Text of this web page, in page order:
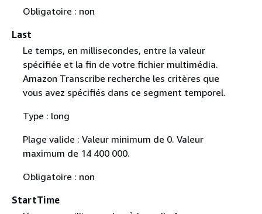
Obligatoire : non
Last
Le temps, en millisecondes, entre la valeur
spécifiée et la fin de votre fichier multimédia.
Amazon Transcribe recherche les critères que
vous avez spécifiés dans ce segment temporel.
Type : long
Plage valide : Valeur minimum de 0. Valeur
maximum de 14 400 000.
Obligatoire : non
StartTime